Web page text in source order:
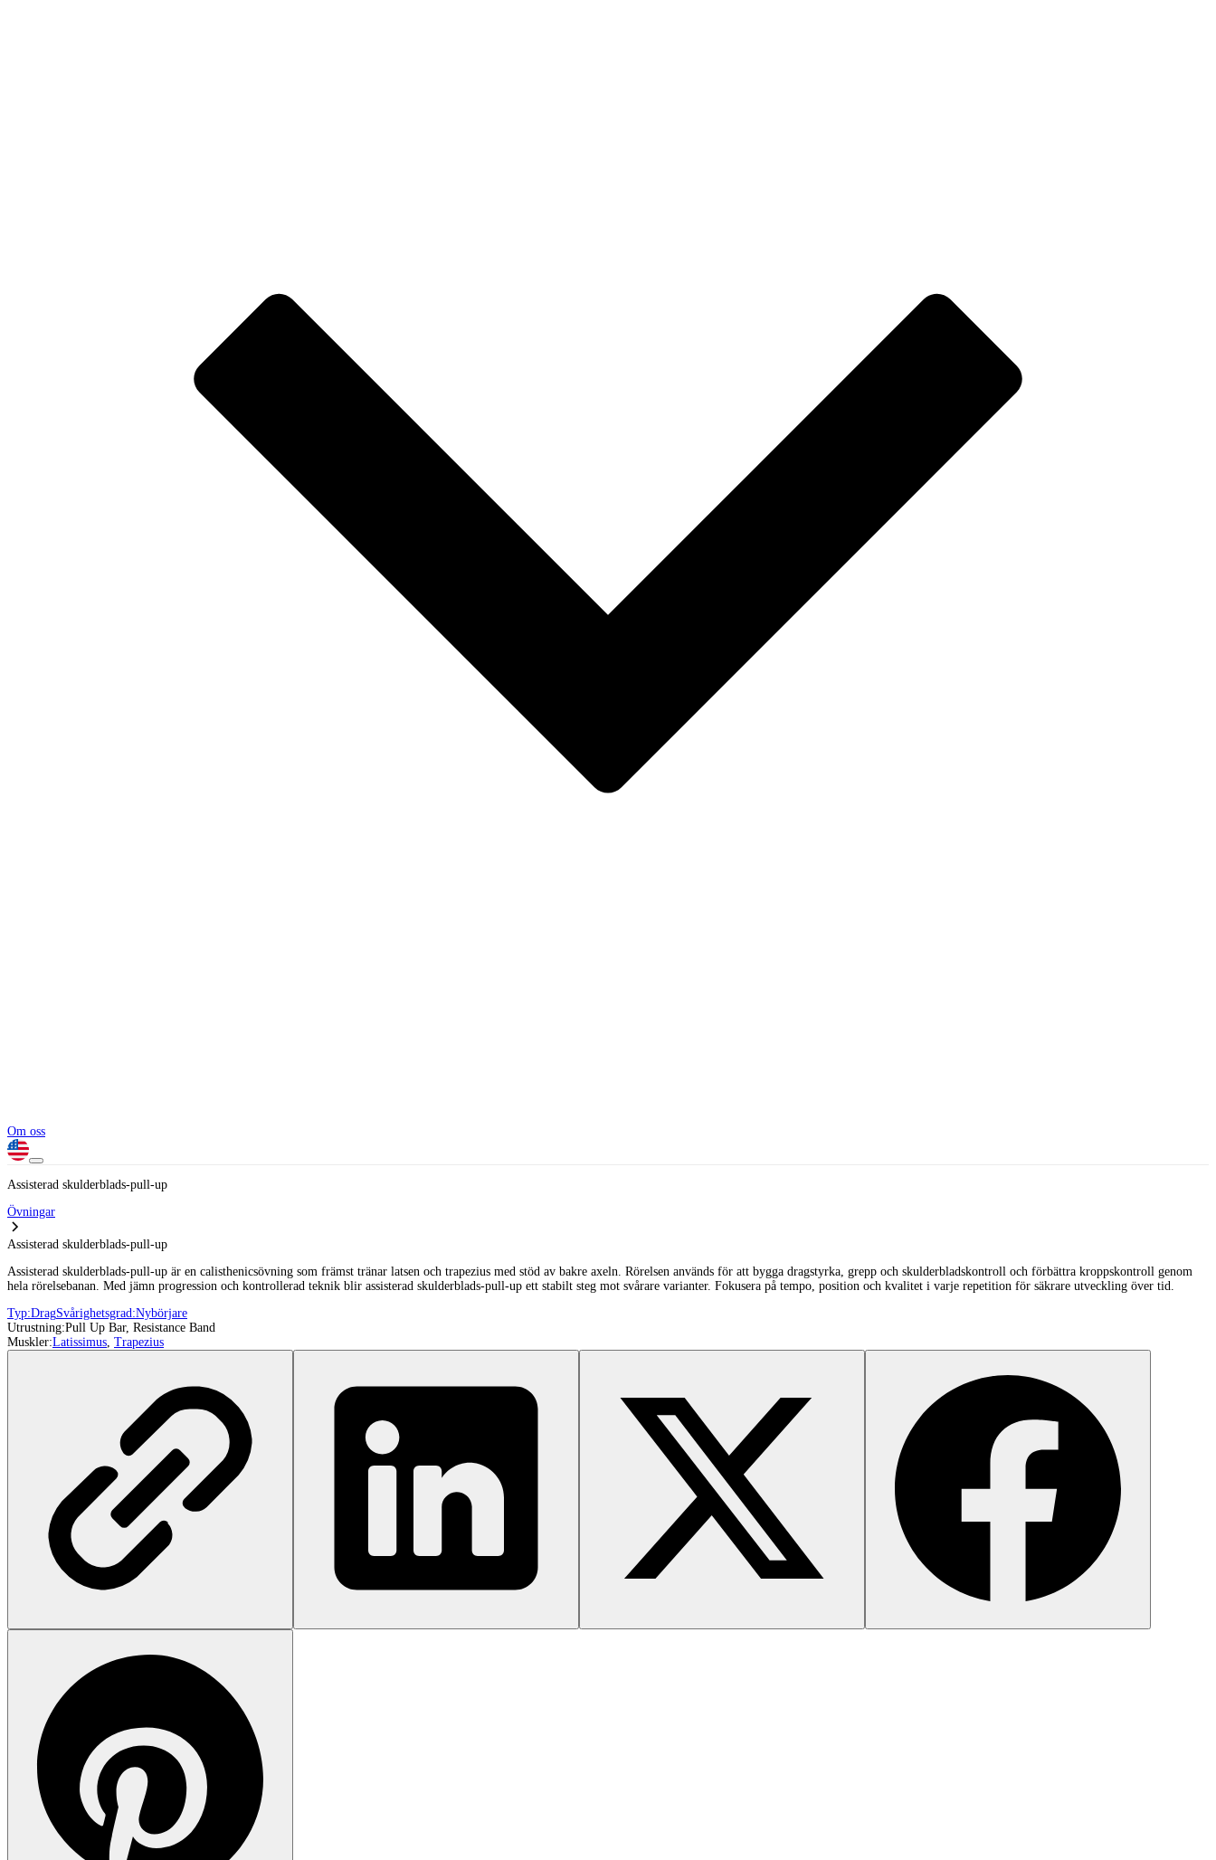
Om oss
Assisterad skulderblads-pull-up
Övningar
Assisterad skulderblads-pull-up
Assisterad skulderblads-pull-up är en calisthenicsövning som främst tränar latsen och trapezius med stöd av bakre axeln. Rörelsen används för att bygga dragstyrka, grepp och skulderbladskontroll och förbättra kroppskontroll genom
hela rörelsebanan. Med jämn progression och kontrollerad teknik blir assisterad skulderblads-pull-up ett stabilt steg mot svårare varianter. Fokusera på tempo, position och kvalitet i varje repetition för säkrare utveckling över tid.
Typ:DragSvårighetsgrad:Nybörjare
Utrustning:Pull Up Bar, Resistance Band
Muskler:Latissimus, Trapezius